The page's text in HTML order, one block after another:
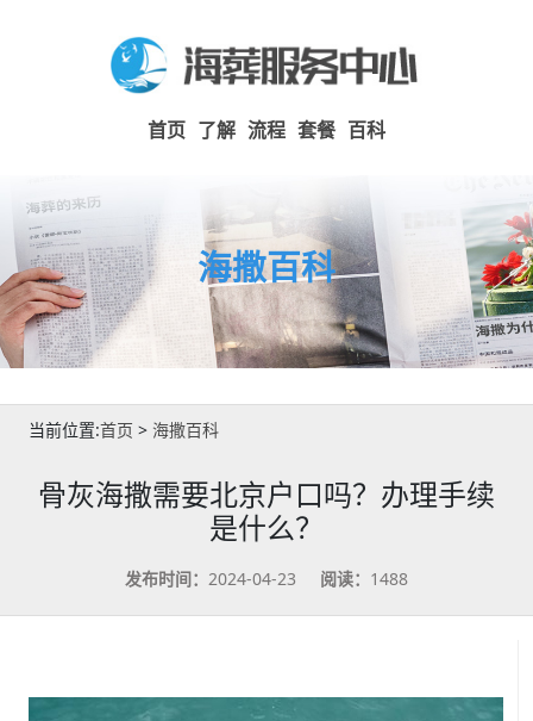
首页 了解 流程 套餐 百科
海撒百科
当前位置:首页 > 海撒百科
骨灰海撒需要北京户口吗？办理手续
是什么？
发布时间： 2024-04-23 阅读： 1488